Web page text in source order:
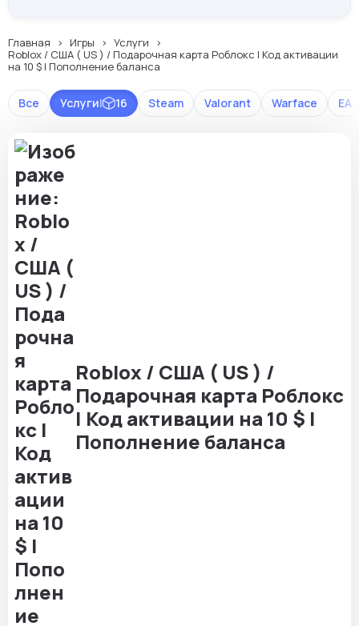
Главная Игры
Услуги
Roblox / США ( US ) / Подарочная карта Роблокс | Код активации
на 10 $ | Пополнение баланса
Все Steam Valorant Warface EA
Услуги| 16
Roblox / США ( US ) /
Подарочная карта Роблокс
| Код активации на 10 $ |
Пополнение баланса